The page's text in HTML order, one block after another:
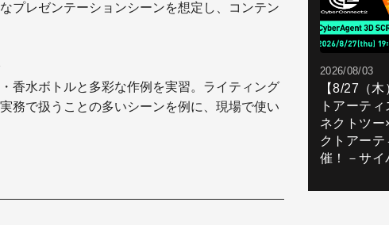
プレゼンテーションシーンを想定し、コンテン
香水ボトルと多彩な作例を実習。ライティング
務で扱うことの多いシーンを例に、現場で使い
2026/08/03
【8/27（
トアーテ
ネクトツ
クトアー
催！－サイ